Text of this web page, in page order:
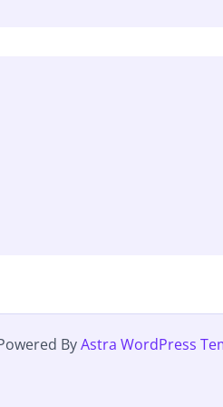
ByAstra WordPress